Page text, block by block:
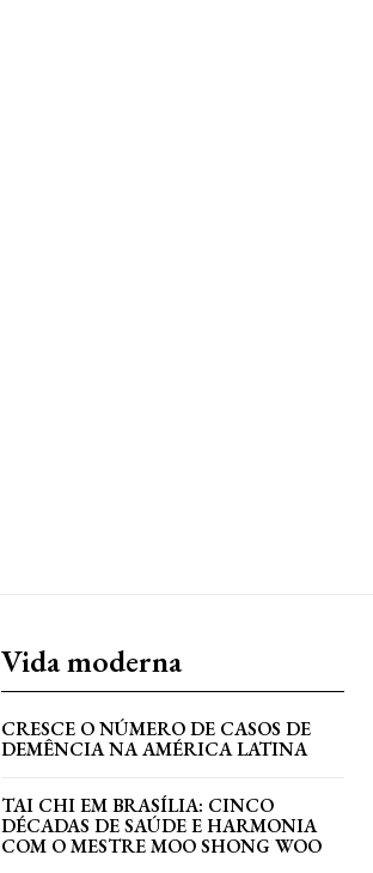
Vida moderna
CRESCE O NÚMERO DE CASOS DE
DEMÊNCIA NA AMÉRICA LATINA
TAI CHI EM BRASÍLIA: CINCO
DÉCADAS DE SAÚDE E HARMONIA
COM O MESTRE MOO SHONG WOO